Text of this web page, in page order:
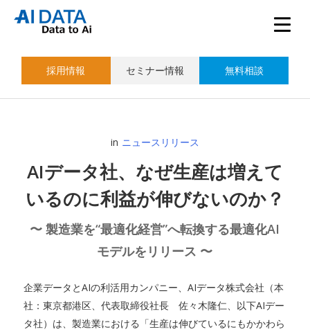
採用情報 セミナー情報 無料相談
in ニュースリリース
AIデータ社、なぜ生産は増えて
いるのに利益が伸びないのか？
〜 製造業を“最適化経営”へ転換する最適化AI
モデルをリリース 〜
企業データとAIの利活用カンパニー、AIデータ株式会社（本
社：東京都港区、代表取締役社長 佐々木隆仁、以下AIデー
タ社）は、製造業における「生産は伸びているにもかかわら